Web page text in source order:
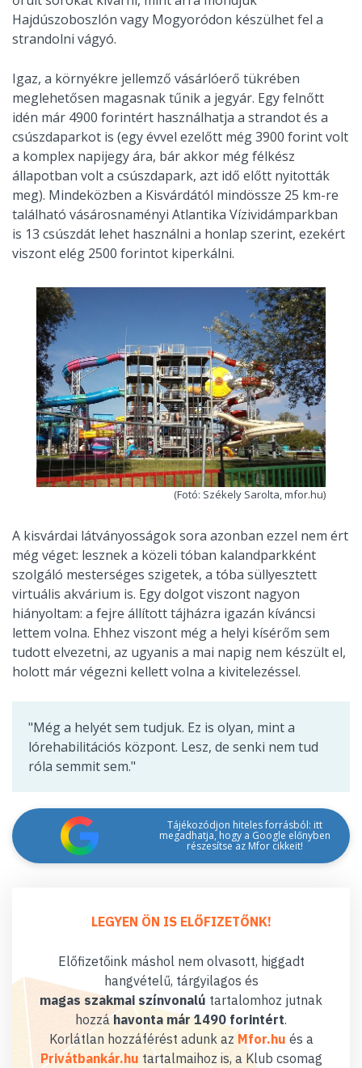
Hajdúszoboszlón vagy Mogyoródon készülhet fel a
strandolni vágyó.
Igaz, a környékre jellemző vásárlóerő tükrében
meglehetősen magasnak tűnik a jegyár. Egy felnőtt
idén már 4900 forintért használhatja a strandot és a
csúszdaparkot is (egy évvel ezelőtt még 3900 forint volt
a komplex napijegy ára, bár akkor még félkész
állapotban volt a csúszdapark, azt idő előtt nyitották
meg). Mindeközben a Kisvárdától mindössze 25 km-re
található vásárosnaményi Atlantika Vízividámparkban
is 13 csúszdát lehet használni a honlap szerint, ezekért
viszont elég 2500 forintot kiperkálni.
(Fotó: Székely Sarolta, mfor.hu)
A kisvárdai látványosságok sora azonban ezzel nem ért
még véget: lesznek a közeli tóban kalandparkként
szolgáló mesterséges szigetek, a tóba süllyesztett
virtuális akvárium is. Egy dolgot viszont nagyon
hiányoltam: a fejre állított tájházra igazán kíváncsi
lettem volna. Ehhez viszont még a helyi kísérőm sem
tudott elvezetni, az ugyanis a mai napig nem készült el,
holott már végezni kellett volna a kivitelezéssel.
"Még a helyét sem tudjuk. Ez is olyan, mint a
lórehabilitációs központ. Lesz, de senki nem tud
róla semmit sem."
Tájékozódjon hiteles forrásból: itt
megadhatja, hogy a Google előnyben
részesítse az Mfor cikkeit!
LEGYEN ÖN IS ELŐFIZETŐNK!
Előfizetőink máshol nem olvasott, higgadt
hangvételű, tárgyilagos és
magas szakmai színvonalú tartalomhoz jutnak
hozzáhavonta már 1490 forintért.
Korlátlan hozzáférést adunk az Mfor.hu és a
Privátbankár.hu tartalmaihoz is, a Klub csomag